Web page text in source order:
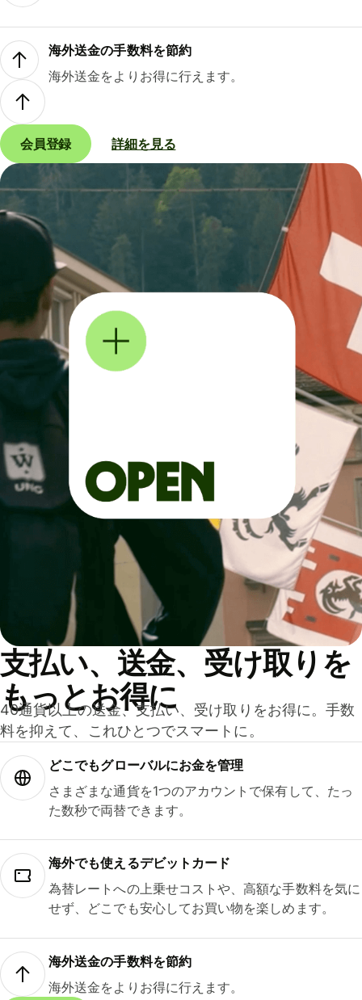
海外送金の手数料を節約
海外送金をよりお得に行えます。
会員登録 詳細を見る
支払い、送金、受け取りを
もっとお得に
40通貨以上の送金、支払い、受け取りをお得に。手数
料を抑えて、これひとつでスマートに。
どこでもグ⁠ロ⁠ー⁠バ⁠ルにお金を管理
さまざまな通貨を1つのアカウントで保有して、たっ
た数秒で両替できます。
海外でも使えるデビットカード
為替レートへの上乗せコストや、高額な手数料を気に
せず、どこでも安心してお買い物を楽しめます。
海外送金の手数料を節約
海外送金をよりお得に行えます。